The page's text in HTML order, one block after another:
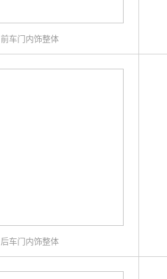
前车门内饰整体
后车门内饰整体